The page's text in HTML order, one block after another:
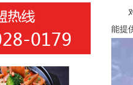
红汤冒菜
对
能提